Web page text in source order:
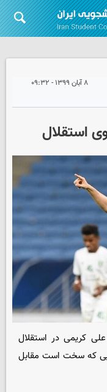
۸ آبان ۱۳۹۹ - ۰۹:۳۲
استقلال
کریمی در استقلال
که سخت است مقابل